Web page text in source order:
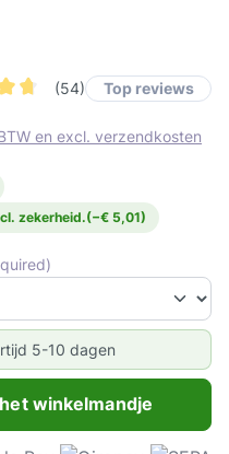
(54) Top reviews
en excl. verzendkosten
zekerheid.(−€ 5,01)
5-10 dagen
Voer de gewenste
winkelmandje